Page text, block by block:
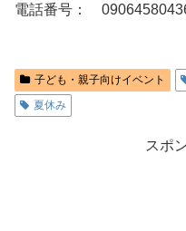
電話番号：
子ども・親子向けイベント
夏休み
スポ